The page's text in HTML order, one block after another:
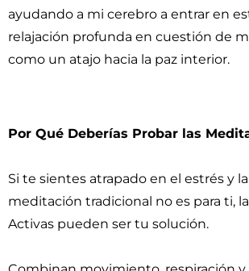
ayudando a mi cerebro a entrar en
relajación profunda en cuestión de
como un atajo hacia la paz interior.
Por Qué Deberías Probar las
Si te sientes atrapado en el estrés y
meditación tradicional no es para ti,
Activas pueden ser tu solución.